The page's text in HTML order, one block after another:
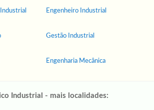
Engenheiro Industrial
Gestão Industrial
Engenharia Mecânica
Industrial - mais localidades: